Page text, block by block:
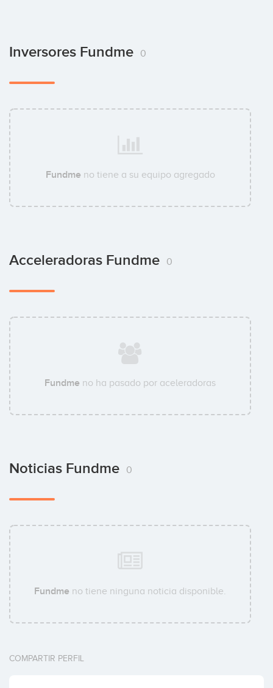
Inversores Fundme 0
Fundmeno tiene a su equipo agregado
Acceleradoras Fundme 0
Fundme no ha pasado por aceleradoras
Noticias Fundme 0
Fundme no tiene ninguna noticia disponible.
COMPARTIR PERFIL